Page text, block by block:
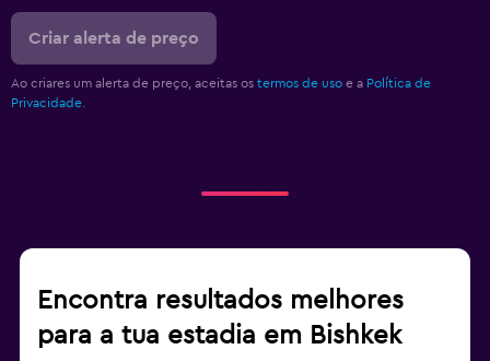
Criar alerta de preço
Ao criares um alerta de preço, aceitas os termos de uso e a Política de
Privacidade.
Encontra resultados melhores
para a tua estadia em Bishkek